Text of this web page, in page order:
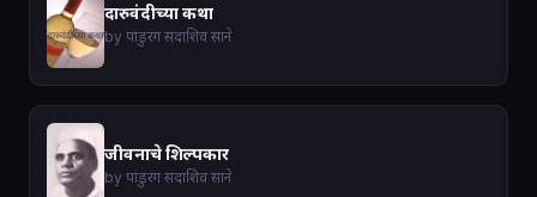
दारुवंदीच्या कथा
by पांडुरंग सदाशिव साने
जीवनाचे शिल्पकार
by पांडुरंग सदाशिव साने